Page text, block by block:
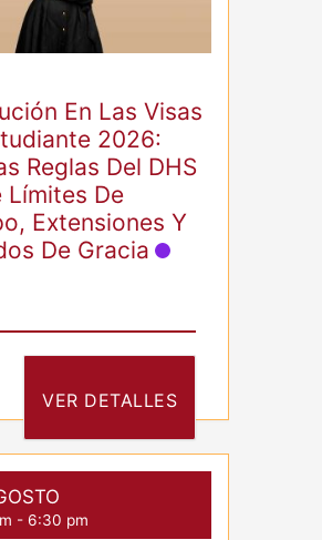
En Las Visas
2026:
Reglas Del DHS
Límites De
Extensiones Y
De Gracia
VER DETALLES
- 6:30 pm